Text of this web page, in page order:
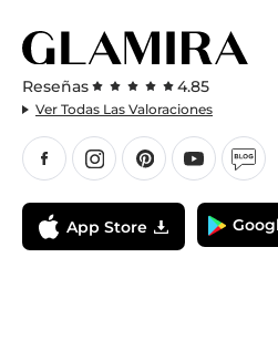
sencillo son una adición
cualquier colección de
Pulseras de Diseño
de Sofisticación
Añade un toque de
atuendo con nuestras
con el máximo cuidado
detalle, garantizando una
duradera y atemporal.
Reseñas 4.85
Ver Todas Las Valoraciones
App Store